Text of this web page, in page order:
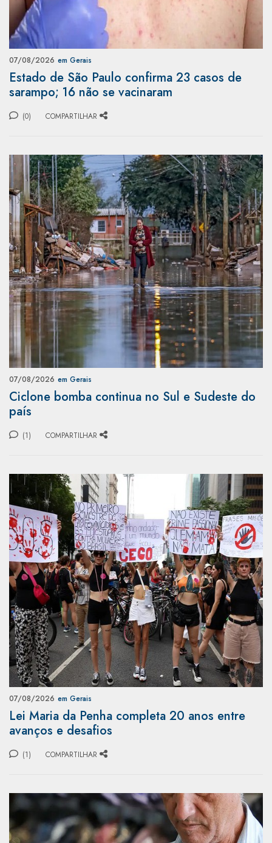
07/08/2026 em Gerais
Estado de São Paulo confirma 23 casos de
sarampo; 16 não se vacinaram
(0) COMPARTILHAR
07/08/2026 em Gerais
Ciclone bomba continua no Sul e Sudeste do
país
(1) COMPARTILHAR
07/08/2026 em Gerais
Lei Maria da Penha completa 20 anos entre
avanços e desafios
(1) COMPARTILHAR